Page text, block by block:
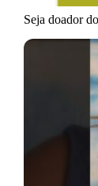
Seja doador